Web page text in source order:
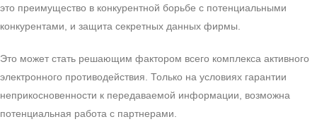
это преимущество в конкурентной борьбе с потенциальными
конкурентами, и защита секретных данных фирмы.
Это может стать решающим фактором всего комплекса активного
электронного противодействия. Только на условиях гарантии
неприкосновенности к передаваемой информации, возможна
потенциальная работа с партнерами.